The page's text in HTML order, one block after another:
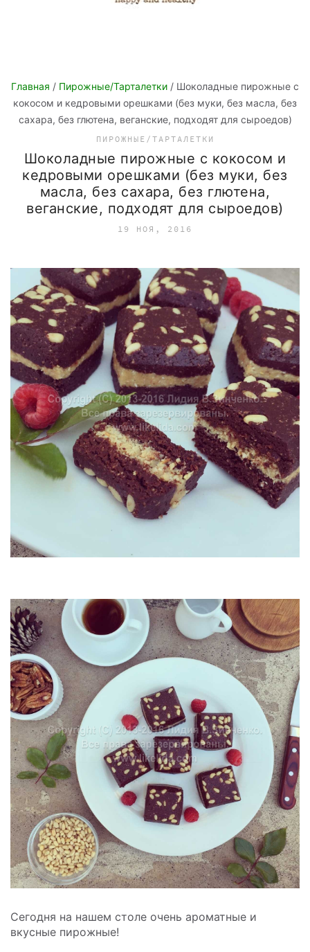
Главная / Пирожные/Тарталетки / Шоколадные пирожные с
кокосом и кедровыми орешками (без муки, без масла, без
сахара, без глютена, веганские, подходят для сыроедов)
ПИРОЖНЫЕ/ТАРТАЛЕТКИ
Шоколадные пирожные с кокосом и
кедровыми орешками (без муки, без
масла, без сахара, без глютена,
веганские, подходят для сыроедов)
19 НОЯ, 2016
Сегодня на нашем столе очень ароматные и
вкусные пирожные!